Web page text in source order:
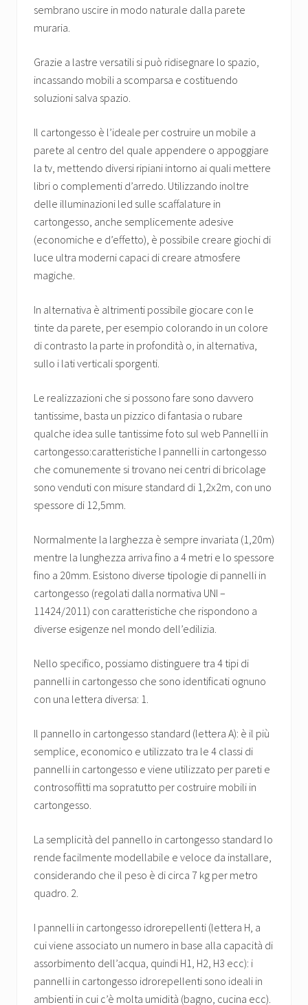
sembrano uscire in modo naturale dalla parete
muraria.
Grazie a lastre versatili si può ridisegnare lo spazio,
incassando mobili a scomparsa e costituendo
soluzioni salva spazio.
Il cartongesso è l’ideale per costruire un mobile a
parete al centro del quale appendere o appoggiare
la tv, mettendo diversi ripiani intorno ai quali mettere
libri o complementi d’arredo. Utilizzando inoltre
delle illuminazioni led sulle scaffalature in
cartongesso, anche semplicemente adesive
(economiche e d’effetto), è possibile creare giochi di
luce ultra moderni capaci di creare atmosfere
magiche.
In alternativa è altrimenti possibile giocare con le
tinte da parete, per esempio colorando in un colore
di contrasto la parte in profondità o, in alternativa,
sullo i lati verticali sporgenti.
Le realizzazioni che si possono fare sono davvero
tantissime, basta un pizzico di fantasia o rubare
qualche idea sulle tantissime foto sul web Pannelli in
cartongesso:caratteristiche I pannelli in cartongesso
che comunemente si trovano nei centri di bricolage
sono venduti con misure standard di 1,2x2m, con uno
spessore di 12,5mm.
Normalmente la larghezza è sempre invariata (1,20m)
mentre la lunghezza arriva fino a 4 metri e lo spessore
fino a 20mm. Esistono diverse tipologie di pannelli in
cartongesso (regolati dalla normativa UNI –
11424/2011) con caratteristiche che rispondono a
diverse esigenze nel mondo dell’edilizia.
Nello specifico, possiamo distinguere tra 4 tipi di
pannelli in cartongesso che sono identificati ognuno
con una lettera diversa: 1.
Il pannello in cartongesso standard (lettera A): è il più
semplice, economico e utilizzato tra le 4 classi di
pannelli in cartongesso e viene utilizzato per pareti e
controsoffitti ma sopratutto per costruire mobili in
cartongesso.
La semplicità del pannello in cartongesso standard lo
rende facilmente modellabile e veloce da installare,
considerando che il peso è di circa 7 kg per metro
quadro. 2.
I pannelli in cartongesso idrorepellenti (lettera H, a
cui viene associato un numero in base alla capacità di
assorbimento dell’acqua, quindi H1, H2, H3 ecc): i
pannelli in cartongesso idrorepellenti sono ideali in
ambienti in cui c’è molta umidità (bagno, cucina ecc).